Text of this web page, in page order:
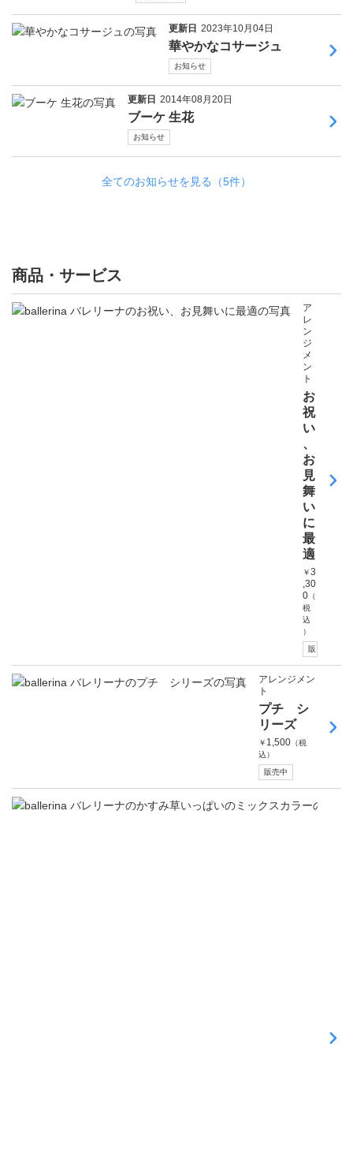
更新日 2023年10月04日
華やかなコサージュ
お知らせ
更新日 2014年08月20日
ブーケ 生花
お知らせ
全てのお知らせを見る（5件）
商品・サービス
ア
レ
ン
ジ
メ
ン
ト
お
祝
い
、
お
見
舞
い
に
最
適
￥3
,30
0 （
税
込
）
アレンジメン
ト
プチ シ
リーズ
￥ 1,500 （税
込）
販売中